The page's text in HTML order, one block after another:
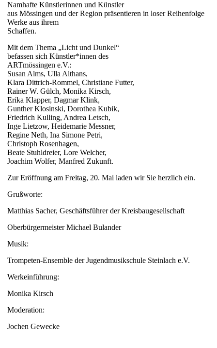
Namhafte Künstlerinnen und Künstler
aus Mössingen und der Region präsentieren in loser Reihenfolge
Werke aus ihrem
Schaffen.
Mit dem Thema „Licht und Dunkel“
befassen sich Künstler*innen des
ARTmössingen e.V.:
Susan Alms, Ulla Althans,
Klara Dittrich-Rommel, Christiane Futter,
Rainer W. Gülch, Monika Kirsch,
Erika Klapper, Dagmar Klink,
Gunther Klosinski, Dorothea Kubik,
Friedrich Kulling, Andrea Letsch,
Inge Lietzow, Heidemarie Messner,
Regine Neth, Ina Simone Petri,
Christoph Rosenhagen,
Beate Stuhldreier, Lore Welcher,
Joachim Wolfer, Manfred Zukunft.
Zur Eröffnung am Freitag, 20. Mai laden wir Sie herzlich ein.
Grußworte:
Matthias Sacher, Geschäftsführer der Kreisbaugesellschaft
Oberbürgermeister Michael Bulander
Musik:
Trompeten-Ensemble der Jugendmusikschule Steinlach e.V.
Werkeinführung:
Monika Kirsch
Moderation:
Jochen Gewecke